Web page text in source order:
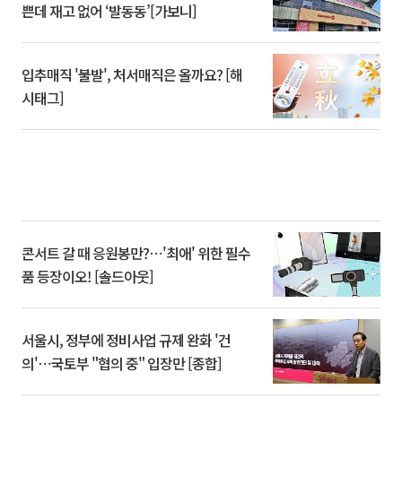
쁜데 재고 없어 ‘발동동’[가보니]
입추매직 '불발', 처서매직은 올까요? [해
시태그]
콘서트 갈 때 응원봉만?⋯'최애' 위한 필수
품 등장이오! [솔드아웃]
서울시, 정부에 정비사업 규제 완화 '건
의'⋯국토부 "협의 중" 입장만 [종합]